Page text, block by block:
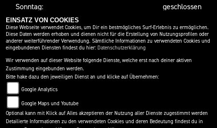
Sonntag:
geschlossen
SOCIAL MEDIA
IMPRESSUM DATENSCHUTZ DISCLAIMER
EINSATZ VON COOKIES
Diese Webseite verwendet Cookies, um Dir ein bestmögliches Surf-Erlebnis zu ermöglichen.
Diese Daten werden erhoben und dienen nicht für die Erstellung von Nutzungsprofilen oder
anderer weiterführender Verwendung. Sämtliche Informationen zu verwendeten Cookies und
eingebundenen Diensten findest du hier: Datenschutzerklärung
Wir verwenden auf dieser Website folgende Dienste, welche erst nach deiner aktiven
Zustimmung eingebunden werden.
Bitte hake dazu den jeweiligen Dienst an und klicke auf Übernehmen:
Google Analytics
Google Maps und Youtube
Optional kann mit Klick auf Alles akzeptieren der Nutzung aller Dienste zugestimmt werden
Detailierte Informationen zu den verwendeten Cookies und deren Bedeutung findest du in